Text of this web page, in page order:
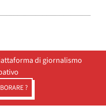
di giornalismo
?